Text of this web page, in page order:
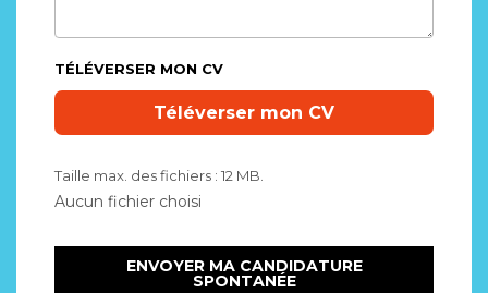
TÉLÉVERSER MON CV
Taille max. des fichiers : 12 MB.